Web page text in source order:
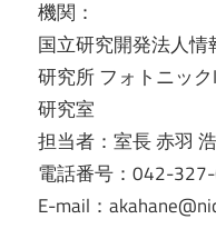
機関：
国立研究開発法人
研究所 フォトニッ
研究室
担当者：室長 赤羽
電話番号：042-
E-mail：